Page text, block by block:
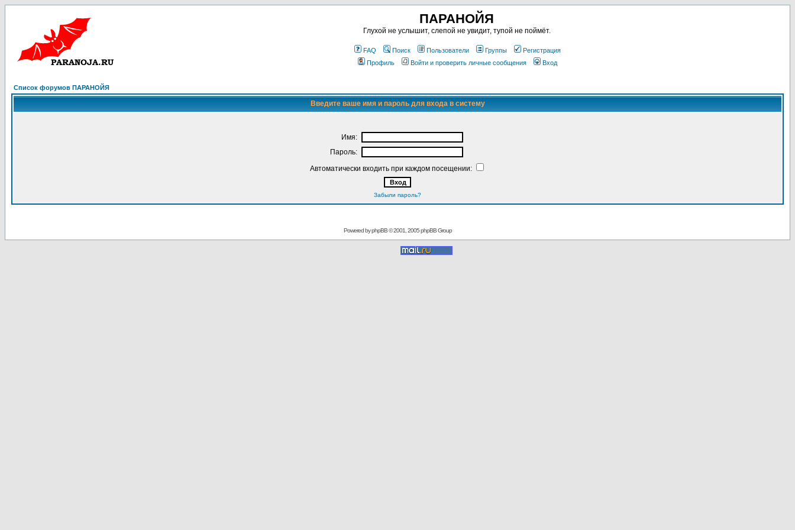
ПАРАНОЙЯ
Глухой не услышит, слепой не увидит, тупой не поймёт.
FAQ Поиск Пользователи Группы
Регистрация
Профиль
Войти и проверить личные сообщения Вход
Список форумов ПАРАНОЙЯ
Введите ваше имя и пароль для входа в систему
Имя:
Пароль:
Автоматически входить при каждом посещении:
Забыли пароль?
Powered byphpBB© 2001, 2005 phpBB Group